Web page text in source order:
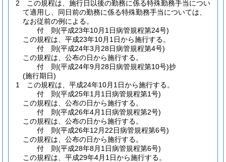
2
この規程は、施行日以後の勤務に係る特殊勤務手当につい
て適用し、同日前の勤務に係る特殊勤務手当については、
なお従前の例による。
付 則(平成23年10月1日病管規程第24号)
この規程は、平成23年10月1日から施行する。
付 則(平成24年3月28日病管規程第4号)
この規程は、公布の日から施行する。
付 則(平成24年9月28日病管規程第10号)抄
(施行期日)
1
この規程は、平成24年10月1日から施行する。
付 則(平成25年1月1日病管規程第1号)
この規程は、公布の日から施行する。
付 則(平成26年4月1日病管規程第2号)
この規程は、公布の日から施行する。
付 則(平成26年12月22日病管規程第6号)
この規程は、公布の日から施行する。
付 則(平成28年8月1日病管規程第6号)
この規程は、平成29年4月1日から施行する。